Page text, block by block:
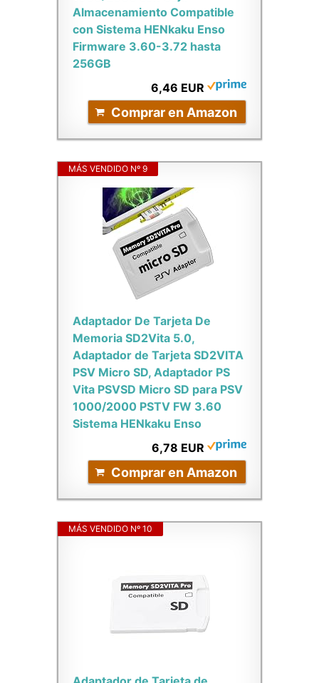
Almacenamiento Compatible
con Sistema HENkaku Enso
Firmware 3.60-3.72 hasta
256GB
6,46 EUR
Comprar en Amazon
MÁS VENDIDO Nº 9
Adaptador De Tarjeta De
Memoria SD2Vita 5.0,
Adaptador de Tarjeta SD2VITA
PSV Micro SD, Adaptador PS
Vita PSVSD Micro SD para PSV
1000/2000 PSTV FW 3.60
Sistema HENkaku Enso
6,78 EUR
Comprar en Amazon
MÁS VENDIDO Nº 10